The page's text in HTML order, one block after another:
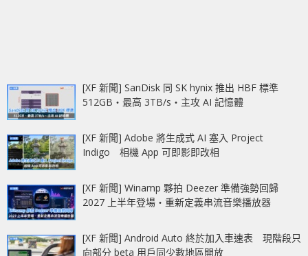
[XF 新聞] SanDisk 同 SK hynix 推出 HBF 標準
512GB‧最高 3TB/s‧主攻 AI 記憶體
[XF 新聞] Adobe 將生成式 AI 塞入 Project
Indigo 相機 App 可即影即改相
[XF 新聞] Winamp 夥拍 Deezer 準備強勢回歸
2027 上半年登場‧重新定義串流音樂播放器
[XF 新聞] Android Auto 終於加入車速表 現階段只
向部分 beta 用戶同少數地區開放